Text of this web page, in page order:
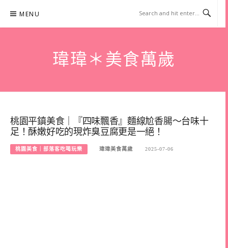
content
MENU
瑋瑋＊美食萬歲
桃園平鎮美食｜『四味飄香』麵線尬香腸～台味十
足！酥嫩好吃的現炸臭豆腐更是一絕！
桃園美食｜部落客吃喝玩樂 瑋瑋美食萬歲 2025-07-06